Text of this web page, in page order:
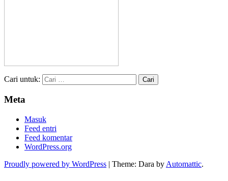
Cari untuk:
Meta
Masuk
Feed entri
Feed komentar
WordPress.org
Proudly powered by WordPress | Theme: Dara by Automattic.